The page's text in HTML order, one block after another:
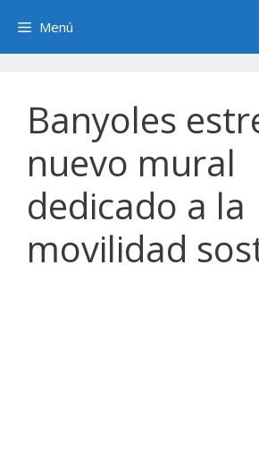
contenido
Menú
Banyoles
nuevo mural
dedicado a la
movilidad